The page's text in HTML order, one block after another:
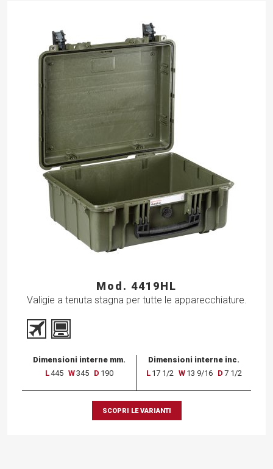
Mod. 4419HL
Valigie a tenuta stagna per tutte le apparecchiature.
Dimensioni interne mm.
L445 W345 D 190
Dimensioni interne inc.
L 17 1/2 W 13 9/16 D 7 1/2
SCOPRI LE VARIANTI